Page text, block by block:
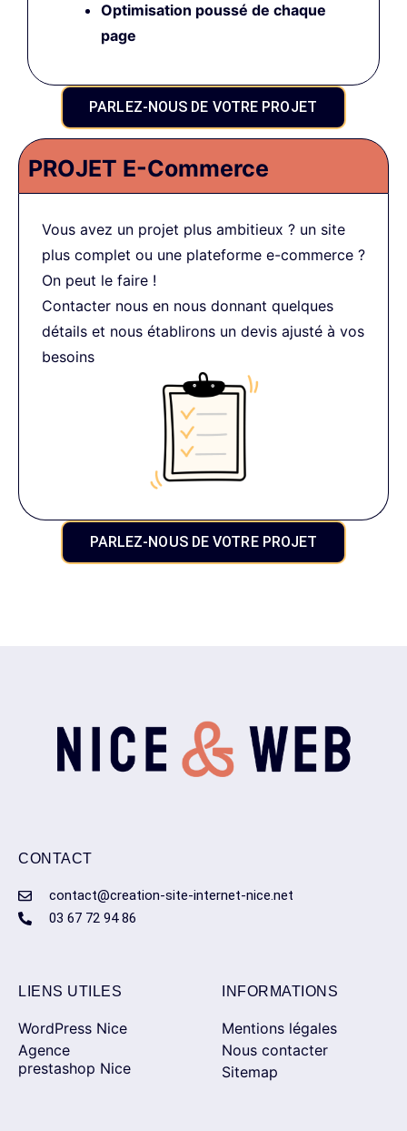
Optimisation poussé de chaque
page
PARLEZ-NOUS DE VOTRE PROJET
PROJET E-Commerce
Vous avez un projet plus ambitieux ? un site
plus complet ou une plateforme e-commerce ?
On peut le faire !
Contacter nous en nous donnant quelques
détails et nous établirons un devis ajusté à vos
besoins
PARLEZ-NOUS DE VOTRE PROJET
CONTACT
contact@creation-site-internet-nice.net
03 67 72 94 86
LIENS UTILES
WordPress Nice
Agence
prestashop Nice
INFORMATIONS
Mentions légales
Nous contacter
Sitemap